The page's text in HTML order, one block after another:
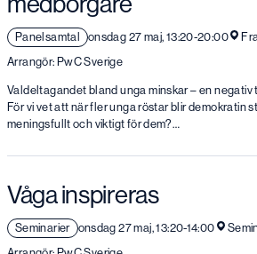
Panelsamtal onsdag 27 maj, 13:20-20:00
Arrangör: PwC Sverige
Valdeltagandet bland unga minskar – en negativ
För vi vet att när fler unga röstar blir demokratin
meningsfullt och viktigt för dem?…
Våga inspireras
Seminarier onsdag 27 maj, 13:20-14:00